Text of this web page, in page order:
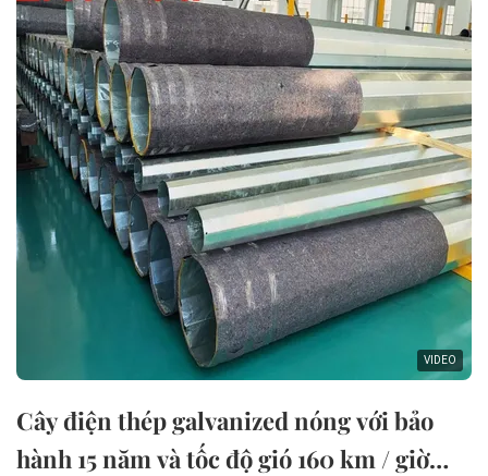
VIDEO
Cây điện thép galvanized nóng với bảo
hành 15 năm và tốc độ gió 160 km / giờ